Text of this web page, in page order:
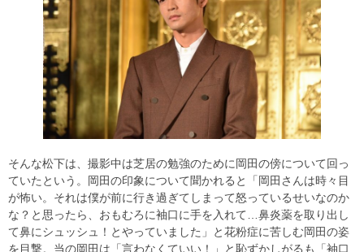
そんな松下は、撮影中は芝居の勉強のために岡田の傍について回っ
ていたという。岡田の印象について聞かれると「岡田さんは時々目
が怖い。それは僕が前に行き過ぎてしまって怒っているせいなのか
な？と思ったら、おもむろに袖口に手を入れて…鼻炎薬を取り出し
て鼻にシュッシュ！とやっていました」と花粉症に苦しむ岡田の姿
を目撃。当の岡田は「言わなくていい！」と恥ずかしがるも「袖口